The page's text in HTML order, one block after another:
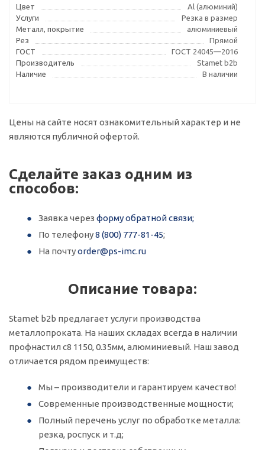
Цвет
Al (алюминий)
Услуги
Резка в размер
Металл, покрытие
алюминиевый
Рез
Прямой
ГОСТ
ГОСТ 24045—2016
Производитель
Stamet b2b
Наличие
В наличии
Цены на сайте носят ознакомительный характер и не
являются публичной офертой.
Сделайте заказ одним из
способов:
Заявка через форму обратной связи;
По телефону8 (800) 777-81-45;
На почтуorder@ps-imc.ru
Описание товара:
Stamet b2b предлагает услуги производства
металлопроката. На наших складах всегда в наличии
профнастил с8 1150, 0.35мм, алюминиевый. Наш завод
отличается рядом преимуществ:
Мы – производители и гарантируем качество!
Современные производственные мощности;
Полный перечень услуг по обработке металла:
резка, роспуск и т.д;